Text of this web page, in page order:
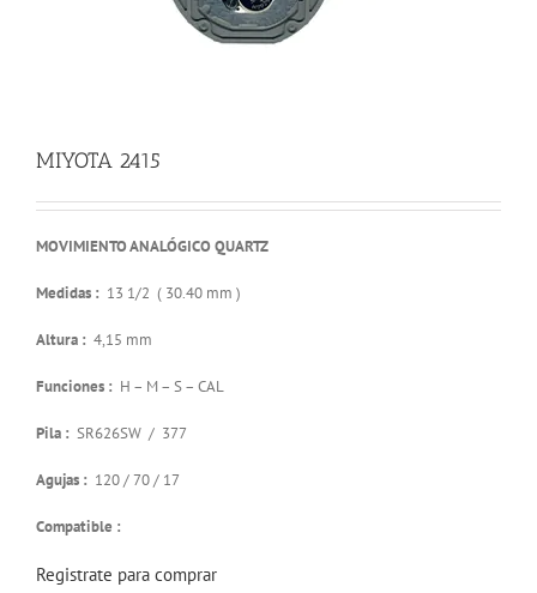
MIYOTA 2415
MOVIMIENTO ANALÓGICO QUARTZ
Medidas : 13 1/2 ( 30.40 mm )
Altura : 4,15 mm
Funciones : H – M – S – CAL
Pila : SR626SW / 377
Agujas : 120 / 70 / 17
Compatible :
Registrate para comprar